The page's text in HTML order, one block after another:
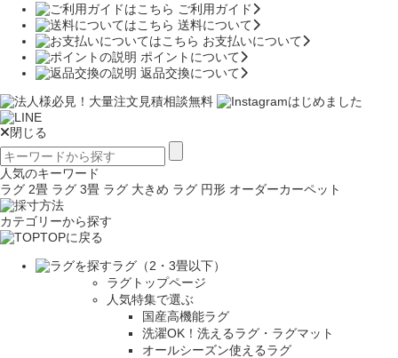
ご利用ガイド
送料について
お支払いについて
ポイントについて
返品交換について
閉じる
人気のキーワード
ラグ 2畳 ラグ 3畳 ラグ 大きめ ラグ 円形 オーダーカーペット
カテゴリーから探す
TOPに戻る
ラグ（2・3畳以下）
ラグトップページ
人気特集で選ぶ
国産高機能ラグ
洗濯OK！洗えるラグ・ラグマット
オールシーズン使えるラグ